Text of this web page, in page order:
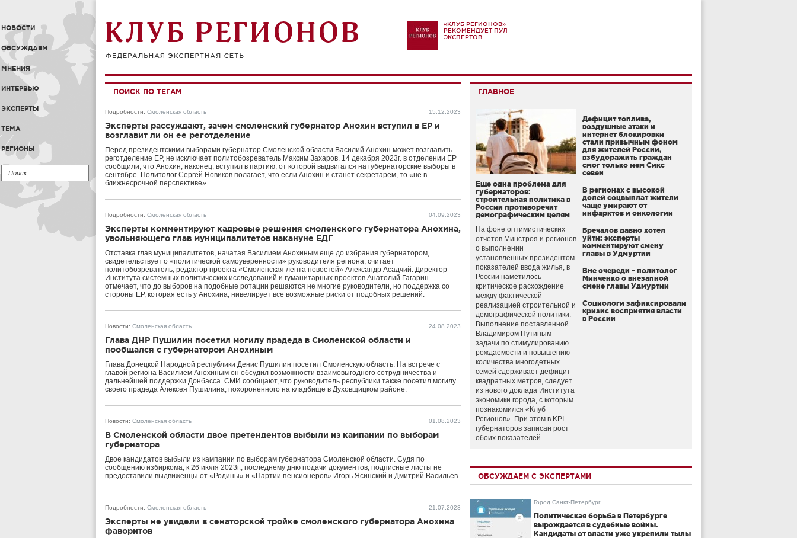
НОВОСТИ
ОБСУЖДАЕМ
МНЕНИЯ
ИНТЕРВЬЮ
ЭКСПЕРТЫ
ТЕМА
РЕГИОНЫ
«КЛУБ РЕГИОНОВ»
РЕКОМЕНДУЕТ ПУЛ
ЭКСПЕРТОВ
ПОИСК ПО ТЕГАМ
Подробности: Смоленская область 15.12.2023
Эксперты рассуждают, зачем смоленский губернатор Анохин вступил в ЕР и
возглавит ли он ее реготделение
Перед президентскими выборами губернатор Смоленской области Василий Анохин может возглавить
реготделение ЕР, не исключает политобозреватель Максим Захаров. 14 декабря 2023г. в отделении ЕР
сообщили, что Анохин, наконец, вступил в партию, от которой выдвигался на губернаторские выборы в
сентябре. Политолог Сергей Новиков полагает, что если Анохин и станет секретарем, то «не в
ближнесрочной перспективе».
Подробности: Смоленская область 04.09.2023
Эксперты комментируют кадровые решения смоленского губернатора Анохина,
увольняющего глав муниципалитетов накануне ЕДГ
Отставка глав муниципалитетов, начатая Василием Анохиным еще до избрания губернатором,
свидетельствует о «политической самоуверенности» руководителя региона, считает
политобозреватель, редактор проекта «Смоленская лента новостей» Александр Асадчий. Директор
Института системных политических исследований и гуманитарных проектов Анатолий Гагарин
отмечает, что до выборов на подобные ротации решаются не многие руководители, но поддержка со
стороны ЕР, которая есть у Анохина, нивелирует все возможные риски от подобных решений.
Новости: Смоленская область 24.08.2023
Глава ДНР Пушилин посетил могилу прадеда в Смоленской области и
пообщался с губернатором Анохиным
Глава Донецкой Народной республики Денис Пушилин посетил Смоленскую область. На встрече с
главой региона Василием Анохиным он обсудил возможности взаимовыгодного сотрудничества и
дальнейшей поддержки Донбасса. СМИ сообщают, что руководитель республики также посетил могилу
своего прадеда Алексея Пушилина, похороненного на кладбище в Духовщицком районе.
Новости: Смоленская область 01.08.2023
В Смоленской области двое претендентов выбыли из кампании по выборам
губернатора
Двое кандидатов выбыли из кампании по выборам губернатора Смоленской области. Судя по
сообщению избиркома, к 26 июля 2023г., последнему дню подачи документов, подписные листы не
предоставили выдвиженцы от «Родины» и «Партии пенсионеров» Игорь Ясинский и Дмитрий Васильев.
Подробности: Смоленская область 21.07.2023
Эксперты не увидели в сенаторской тройке смоленского губернатора Анохина
фаворитов
ГЛАВНОЕ
Еще одна проблема для
губернаторов:
строительная политика в
России противоречит
демографическим целям
На фоне оптимистических
отчетов Минстроя и регионов
о выполнении
установленных президентом
показателей ввода жилья, в
России наметилось
критическое расхождение
между фактической
реализацией строительной и
демографической политики.
Выполнение поставленной
Владимиром Путиным
задачи по стимулированию
рождаемости и повышению
количества многодетных
семей сдерживает дефицит
квадратных метров, следует
из нового доклада Института
экономики города, с которым
познакомился «Клуб
Регионов». При этом в KPI
губернаторов записан рост
обоих показателей.
Дефицит топлива,
воздушные атаки и
интернет блокировки
стали привычным фоном
для жителей России,
взбудоражить граждан
смог только мем Сикс
севен
В регионах с высокой
долей соцвыплат жители
чаще умирают от
инфарктов и онкологии
Бречалов давно хотел
уйти: эксперты
комментируют смену
главы в Удмуртии
Вне очереди – политолог
Минченко о внезапной
смене главы Удмуртии
Социологи зафиксировали
кризис восприятия власти
в России
ОБСУЖДАЕМ С ЭКСПЕРТАМИ
Город Санкт-Петербург
Политическая борьба в Петербурге
вырождается в судебные войны.
Кандидаты от власти уже укрепили тылы